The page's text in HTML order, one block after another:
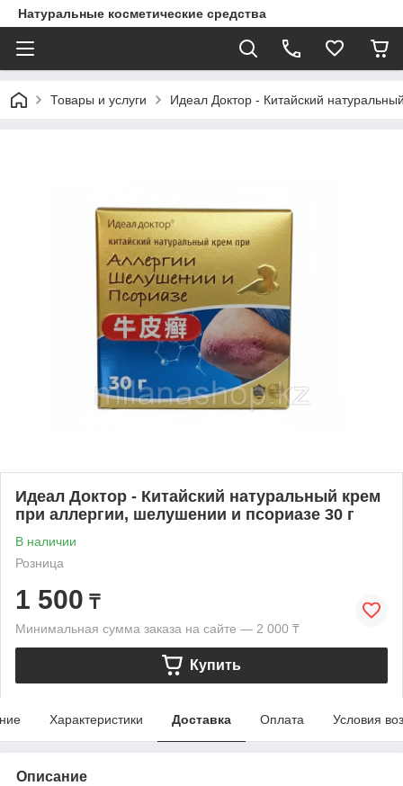
Натуральные косметические средства
Товары и услуги Идеал Доктор - Китайский
Идеал Доктор - Китайский натуральный крем
при аллергии, шелушении и псориазе 30 г
В наличии
Розница
1 500 ₸
Минимальная сумма заказа на сайте — 2 000 ₸
Купить
Характеристики Доставка Оплата Условия
Описание